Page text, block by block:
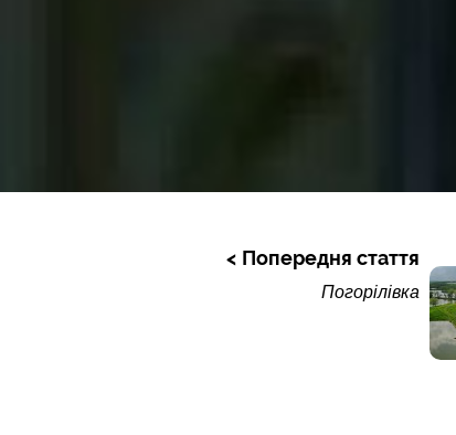
Попередня стаття
Погорілівка